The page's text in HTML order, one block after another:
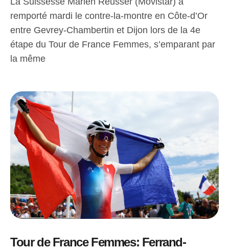
remporté mardi le contre-la-montre en Côte-d’Or
entre Gevrey-Chambertin et Dijon lors de la 4e
étape du Tour de France Femmes, s’emparant par
la même
Tour de France Femmes: Ferrand-